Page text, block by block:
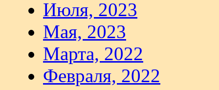
Июля, 2023
Мая, 2023
Марта, 2022
Февраля, 2022